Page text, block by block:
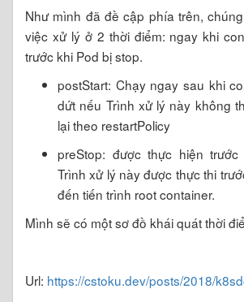
Như mình đã đề cập phía trên,
việc xử lý ở 2 thời điểm: ngay khi
trước khi Pod bị stop.
postStart: Chạy ngay sau khi
dứt nếu Trình xử lý này không
lại theo restartPolicy
preStop: được thực hiện
Trình xử lý này được thực thi
đến tiến trình root container.
Mình sẽ có một sơ đồ khái quát thời
Url: https://cstoku.dev/posts/2018/